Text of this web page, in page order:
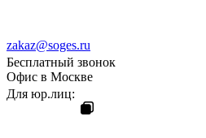
zakaz@soges.ru
Бесплатный звонок
Офис в Москве
Для юр.лиц: